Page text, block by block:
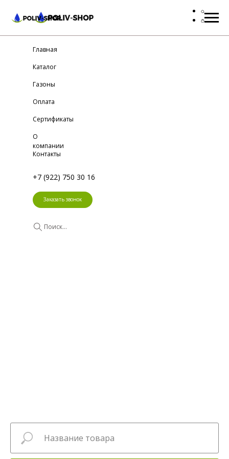
Заказать звонок
+7 (922) 750 30 16
Главная
Каталог
Газоны
Оплата
Сертификаты
О
компании
Контакты
Поиск...